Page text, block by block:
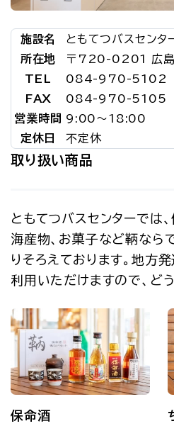
施設名
ともてつバスセンタ
所在地
〒720-0201 広島
TEL
084-970-5102
FAX
084-970-5105
営業時間 9:00～18:00
定休日
不定休
取り扱い商品
ともてつバスセンターでは
海産物、お菓子など鞆なら
りそろえております。地方
利用いただけますので、ど
保命酒